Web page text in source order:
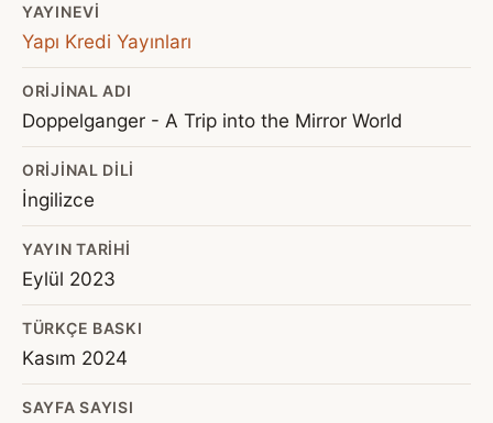
YAYINEVI
Yapı Kredi Yayınları
ORIJINAL ADI
Doppelganger - A Trip into the Mirror World
ORIJINAL DILI
İngilizce
YAYIN TARIHI
Eylül 2023
TÜRKÇE BASKI
Kasım 2024
SAYFA SAYISI